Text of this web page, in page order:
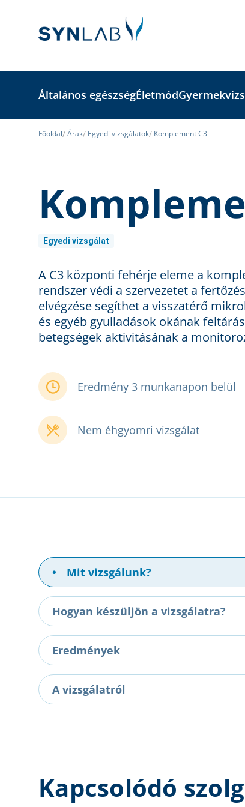
Általános egészségÉletmód
Főoldal Árak Egyedi vizsgálatok Komplement C3
Egyedi vizsgálat
A C3 központi fehérje eleme a
rendszer védi a szervezetet a
elvégzése segíthet a visszatérő
és egyéb gyulladások okának
betegségek aktivitásának a
Eredmény 3 munkanapon belül
Nem éhgyomri vizsgálat
• Mit vizsgálunk?
Hogyan készüljön a vizsgálatra?
Eredmények
A vizsgálatról
Kapcsolódó